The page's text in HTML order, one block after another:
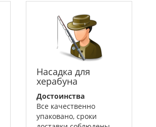
Насадка для
херабуна
Достоинства
Все качественно
упаковано, сроки